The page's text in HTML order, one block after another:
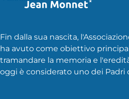
Fin dalla sua nascita,
ha avuto come obiettivo
tramandare la memoria e
oggi è considerato uno dei Padri